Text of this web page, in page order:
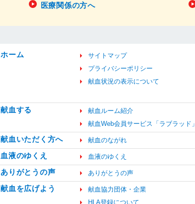
医療関係の方へ
ホーム サイトマップ
プライバシーポリシー
献血状況の表示について
献血する 献血ルーム紹介
献血Web会員サービス「ラブラッド」
献血いただく方へ 献血のながれ
血液のゆくえ 血液のゆくえ
ありがとうの声 ありがとうの声
献血を広げよう 献血協力団体・企業
HLA登録について